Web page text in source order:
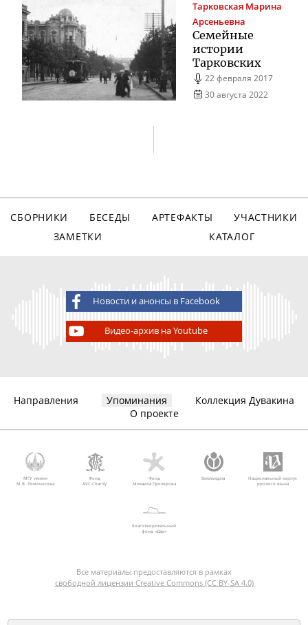
Тарковская Марина
Арсеньевна
Семейные
истории
Тарковских
22 февраля 2017
30 августа 2022
СБОРНИКИ БЕСЕДЫ АРТЕФАКТЫ
УЧАСТНИКИ
ЗАМЕТКИ
КАТАЛОГ
Новости и анонсы в Facebook
Видео-архив на Youtube
Направления Упоминания
Коллекция Дувакина
О проекте
МГУ имени
М.В. Ломоносова
Фонд
AVC Charity
Фонд
Михаила Прохорова
Викимедиа
Национальный корпус
русского языка
Благотворительный
фонд «Дар»
Все материалы предоставляются в рамках
свободной лицензии Creative Commons (CC BY-SA 4.0)